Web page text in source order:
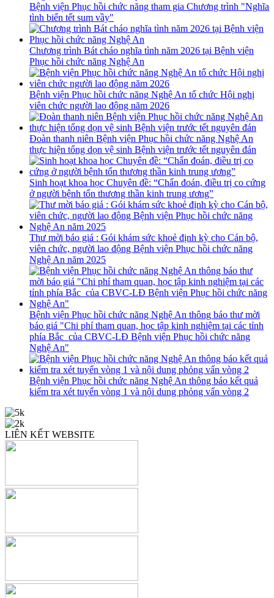
Bệnh viện Phục hồi chức năng tham gia Chương trình "Nghĩa
tình biển tết sum vầy"
Chương trình Bát cháo nghĩa tình năm 2026 tại Bệnh viện
Phục hồi chức năng Nghệ An
Bệnh viện Phục hồi chức năng Nghệ An tổ chức Hội nghị
viên chức người lao động năm 2026
Đoàn thanh niên Bệnh viện Phục hồi chức năng Nghệ An
thực hiện tổng dọn vệ sinh Bệnh viện trước tết nguyên đán
Sinh hoạt khoa học Chuyên đề: “Chẩn đoán, điều trị co cứng
ở người bệnh tổn thương thần kinh trung ương”
Thư mời báo giá : Gói khám sức khoẻ định kỳ cho Cán bộ,
viên chức, người lao động Bệnh viện Phục hồi chức năng
Nghệ An năm 2025
Bệnh viện Phục hồi chức năng Nghệ An thông báo thư mời
báo giá "Chi phí tham quan, học tập kinh nghiệm tại các tỉnh
phía Bắc của CBVC-LĐ Bệnh viện Phục hồi chức năng
Nghệ An"
Bệnh viện Phục hồi chức năng Nghệ An thông báo kết quả
kiểm tra xét tuyển vòng 1 và nội dung phỏng vấn vòng 2
LIÊN KẾT WEBSITE